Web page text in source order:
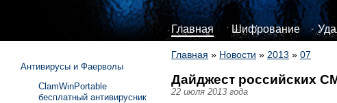
Главная Шифрование
Главная » Новости » 2013 » 07
Дайджест российских
22 июля 2013 года
Антивирусы и Фаерволы
ClamWinPortable
бесплатный антивирусник